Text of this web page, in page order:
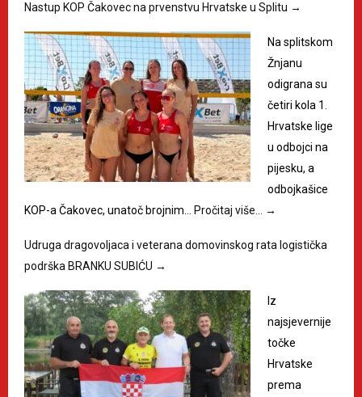
Nastup KOP Čakovec na prvenstvu Hrvatske u Splitu →
Na splitskom
Žnjanu
odigrana su
četiri kola 1.
Hrvatske lige
u odbojci na
pijesku, a
odbojkašice
KOP-a Čakovec, unatoč brojnim… Pročitaj više… →
Udruga dragovoljaca i veterana domovinskog rata logistička
podrška BRANKU SUBIĆU →
Iz
najsjevernije
točke
Hrvatske
prema